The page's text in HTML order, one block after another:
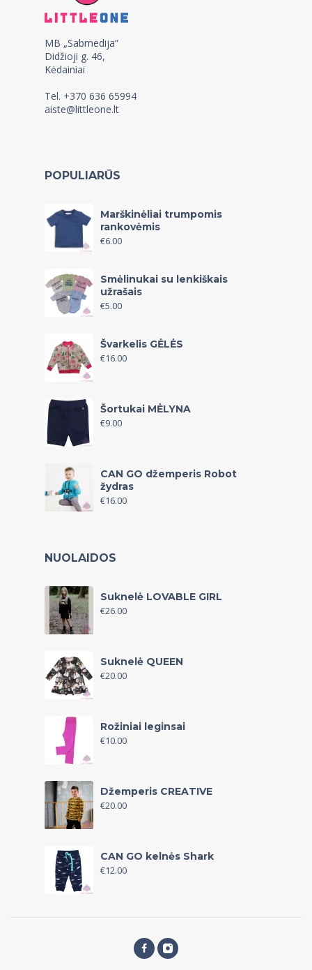
MB „Sabmedija“
Didžioji g. 46,
Kėdainiai
Tel. +370 636 65994
aiste@littleone.lt
POPULIARŪS
Marškinėliai trumpomis
rankovėmis
€6.00
Smėlinukai su lenkiškais
užrašais
€5.00
Švarkelis GĖLĖS
€16.00
Šortukai MĖLYNA
€9.00
CAN GO džemperis Robot
žydras
€16.00
NUOLAIDOS
Suknelė LOVABLE GIRL
€26.00
Suknelė QUEEN
€20.00
Rožiniai leginsai
€10.00
Džemperis CREATIVE
€20.00
CAN GO kelnės Shark
€12.00